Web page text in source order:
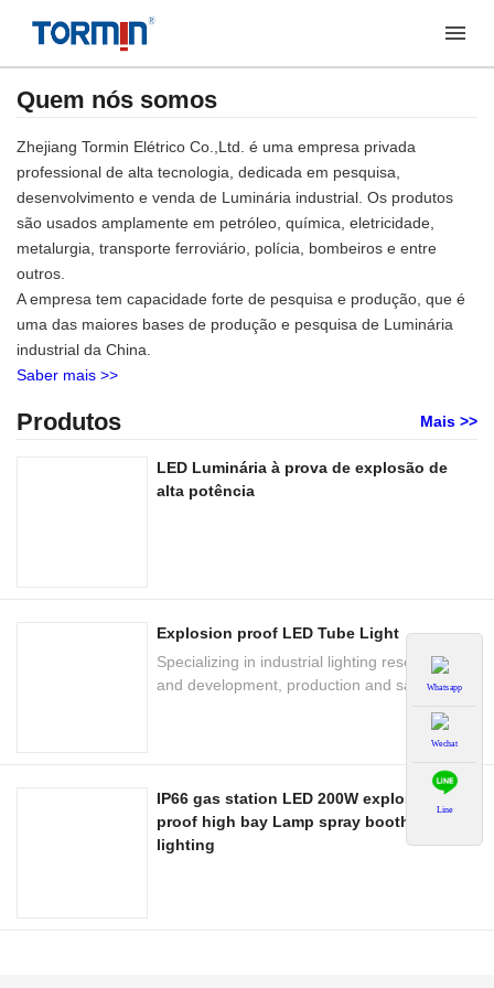
Quem nós somos
Zhejiang Tormin Elétrico Co.,Ltd. é uma empresa privada
professional de alta tecnologia, dedicada em pesquisa,
desenvolvimento e venda de Luminária industrial. Os produtos
são usados amplamente em petróleo, química, eletricidade,
metalurgia, transporte ferroviário, polícia, bombeiros e entre
outros.
A empresa tem capacidade forte de pesquisa e produção, que é
uma das maiores bases de produção e pesquisa de Luminária
industrial da China.
Saber mais >>
Produtos Mais >>
LED Luminária à prova de explosão de
alta potência
Explosion proof LED Tube Light
Specializing in industrial lighting research
and development, production and sale of the
IP66 gas station LED 200W explosion
proof high bay Lamp spray booth
lighting
Whatsapp
Wechat
Line